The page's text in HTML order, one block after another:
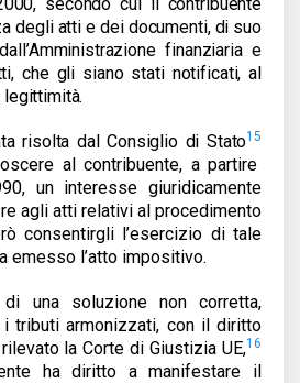
degli atti e dei documenti, di suo
finanziaria e
che gli siano stati notificati, al
risolta dal Consiglio di Stato15
al contribuente, a partire
un interesse giuridicamente
agli atti relativi al procedimento
consentirgli l’esercizio di tale
emesso l’atto impositivo.
una soluzione non corretta,
tributi armonizzati, con il diritto
la Corte di Giustizia UE,16
ha diritto a manifestare il